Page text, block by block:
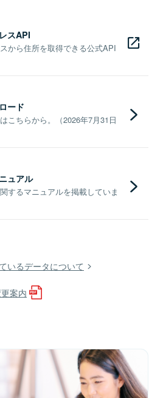
スAPI
から住所を取得できる公式API
ード
こちらから。（2026年7月31日
ュアル
するマニュアルを掲載していま
いるデータについて
案内